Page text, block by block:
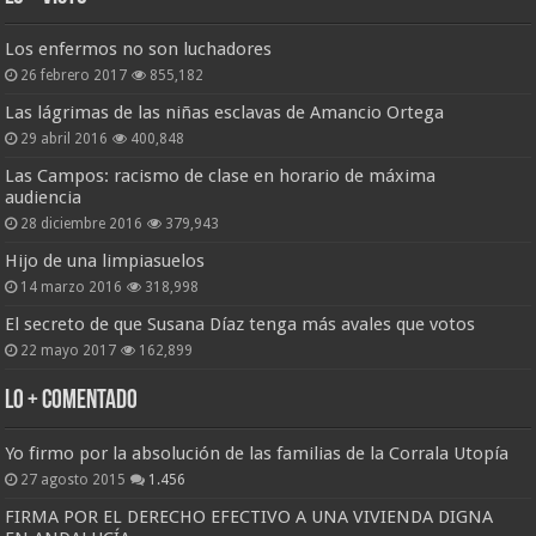
Los enfermos no son luchadores
26 febrero 2017 855,182
Las lágrimas de las niñas esclavas de Amancio Ortega
29 abril 2016 400,848
Las Campos: racismo de clase en horario de máxima
audiencia
28 diciembre 2016 379,943
Hijo de una limpiasuelos
14 marzo 2016 318,998
El secreto de que Susana Díaz tenga más avales que votos
22 mayo 2017 162,899
Lo + Comentado
Yo firmo por la absolución de las familias de la Corrala Utopía
27 agosto 2015 1.456
FIRMA POR EL DERECHO EFECTIVO A UNA VIVIENDA DIGNA